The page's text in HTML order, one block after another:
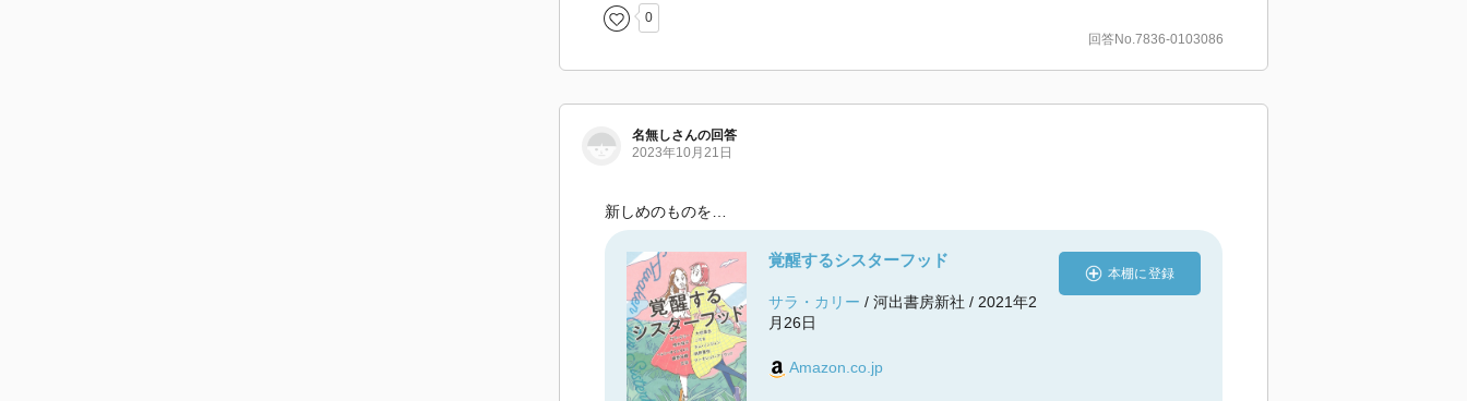
0
回答No.7836-0103086
名無しさんの回答
2023年10月21日
新しめのものを…
覚醒するシスターフッド
サラ・カリー / 河出書房新社 / 2021年2
月26日
Amazon.co.jp
本棚に登録